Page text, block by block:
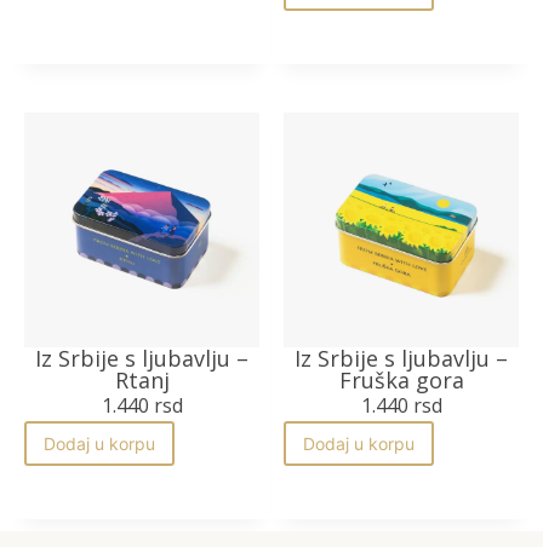
Iz Srbije s ljubavlju –
Rtanj
1.440 rsd
Dodaj u korpu
Iz Srbije s ljubavlju –
Fruška gora
1.440 rsd
Dodaj u korpu